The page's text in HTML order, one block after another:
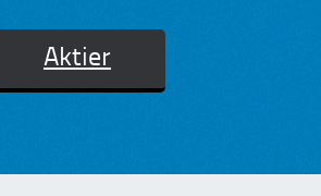
Aktier